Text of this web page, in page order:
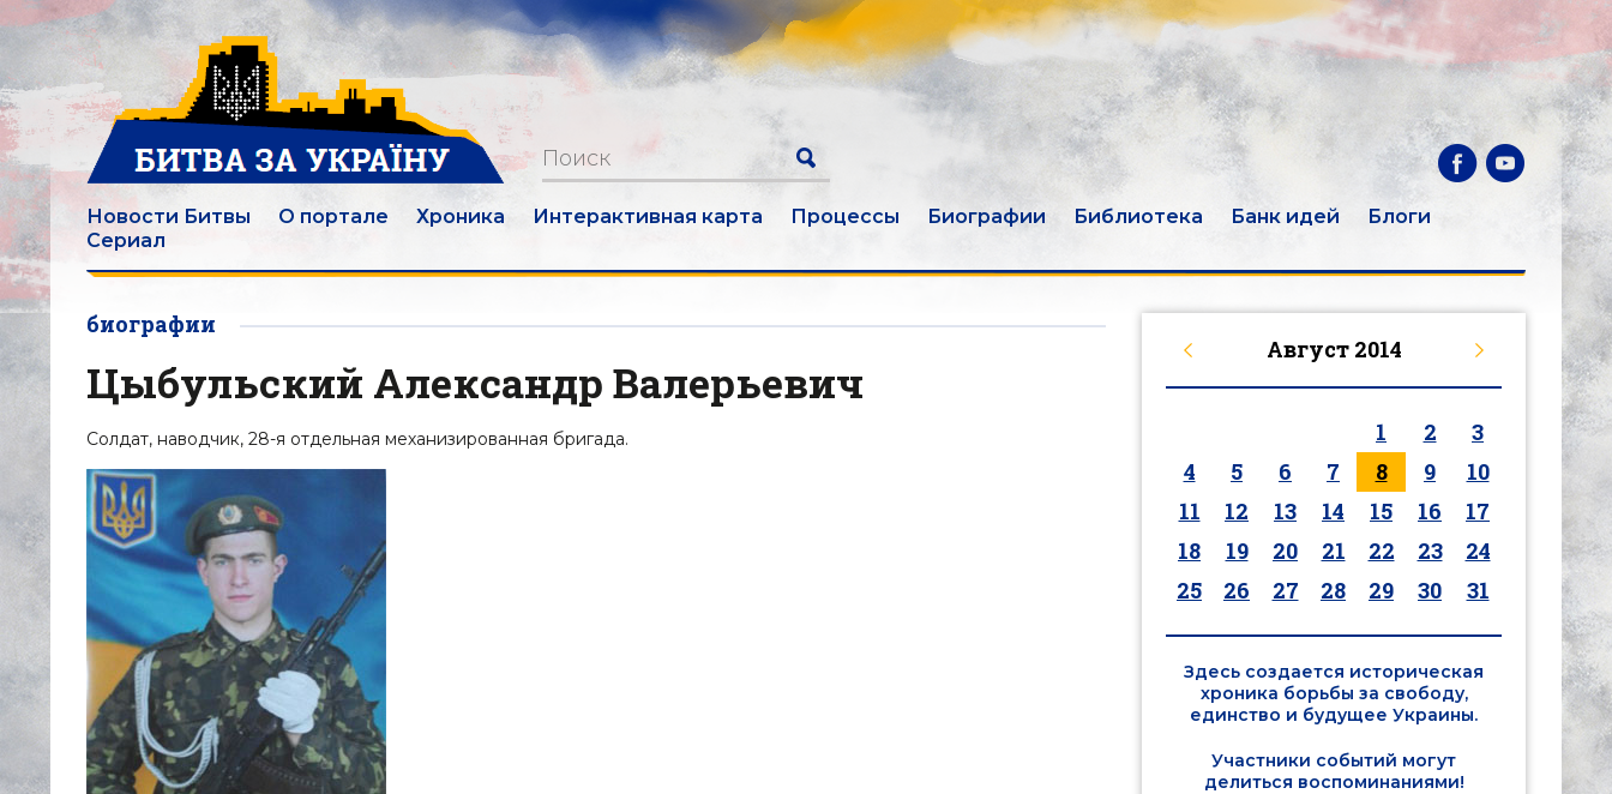
Новости Битвы О портале Хроника Интерактивная карта Процессы Биографии Библиотека Банк идей
Блоги
Сериал
биографии
Цыбульский Александр Валерьевич
Солдат, наводчик, 28-я отдельная механизированная бригада.
Август 2014
1 2
3
4
5 6 7 8 9
10
11
12 13 14 15 16
17
18
19 20 21 22 23
24
25
26 27 28 29 30 31
Здесь создается историческая
хроника борьбы за свободу,
единство и будущее Украины.
Участники событий могут
делиться воспоминаниями!